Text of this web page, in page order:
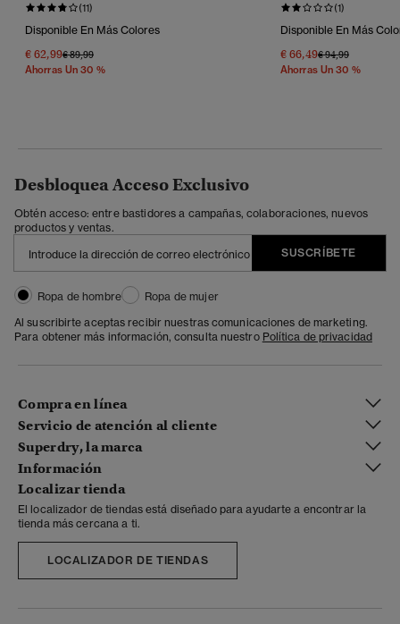
(11)
Disponible En Más Colores
€ 62,99Precio Rebajado De
€ 89,99A
Ahorras Un 30 %
(1)
Disponible En Más
€ 66,49Precio Rebajado
€ 94,99A
Ahorras Un 30 %
Desbloquea Acceso Exclusivo
Obtén acceso: entre bastidores a campañas, colaboraciones, nuevos
productos y ventas.
SUSCRÍBETE
Ropa de hombre
Ropa de mujer
Al suscribirte aceptas recibir nuestras comunicaciones de marketing.
Para obtener más información, consulta nuestro Política de privacidad
Compra en línea
Servicio de atención al cliente
Superdry, la marca
Información
Localizar tienda
El localizador de tiendas está diseñado para ayudarte a encontrar la
tienda más cercana a ti.
LOCALIZADOR DE TIENDAS